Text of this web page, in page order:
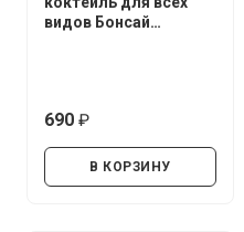
видов Бонсай
690
В КОРЗИНУ